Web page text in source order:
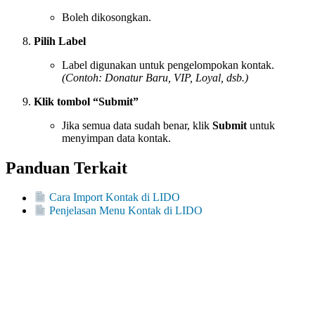
Boleh dikosongkan.
Pilih Label
Label digunakan untuk pengelompokan kontak.
(Contoh: Donatur Baru, VIP, Loyal, dsb.)
Klik tombol “Submit”
Jika semua data sudah benar, klik Submit untuk
menyimpan data kontak.
Panduan Terkait
Cara Import Kontak di LIDO
Penjelasan Menu Kontak di LIDO